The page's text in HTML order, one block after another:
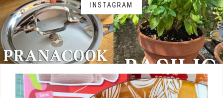
INSTAGRAM